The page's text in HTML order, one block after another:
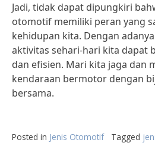
Jadi, tidak dapat dipungkiri
otomotif memiliki peran yang
kehidupan kita. Dengan
aktivitas sehari-hari kita dapat
dan efisien. Mari kita jaga dan
kendaraan bermotor dengan
bersama.
Posted in Jenis Otomotif Tagged